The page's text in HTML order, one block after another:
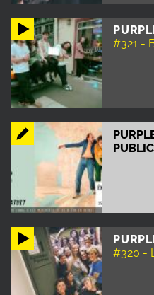
#321 -
#320 -